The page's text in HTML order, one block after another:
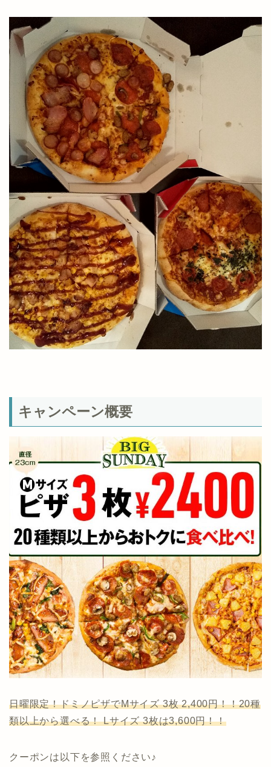
キャンペーン概要
日曜限定！ドミノピザでMサイズ 3枚 2,400円！！20種
類以上から選べる！ Lサイズ 3枚は3,600円！！
クーポンは以下を参照ください♪